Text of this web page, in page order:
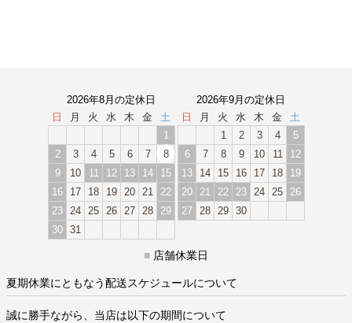
2026年8月の定休日
日
月 火 水 木 金
土
1
2
3 4 5 6 7
8
9
10 11 12 13 14
15
16
17 18 19 20 21
22
23
24 25 26 27 28
29
30 31
2026年9月の定休日
日
月 火 水 木 金
土
1
2 3 4
5
6
7 8 9 10 11
12
13
14 15 16 17 18
19
20
21 22 23 24 25
26
27
28 29 30
■ 店舗休業日
夏期休業にともなう配送スケジュールについて
誠に勝手ながら、当店は以下の期間について